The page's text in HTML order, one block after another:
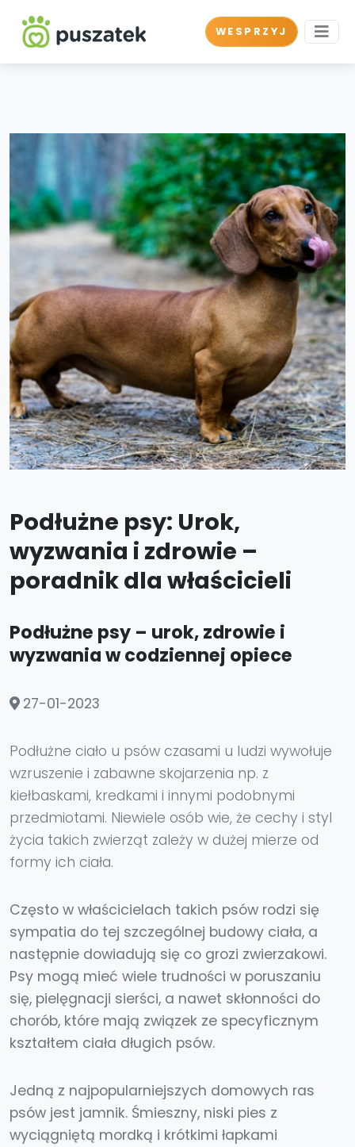
WESPRZYJ
Podłużne psy: Urok,
wyzwania i zdrowie –
poradnik dla właścicieli
Podłużne psy – urok, zdrowie i
wyzwania w codziennej opiece
27-01-2023
Podłużne ciało u psów czasami u ludzi wywołuje
wzruszenie i zabawne skojarzenia np. z
kiełbaskami, kredkami i innymi podobnymi
przedmiotami. Niewiele osób wie, że cechy i styl
życia takich zwierząt zależy w dużej mierze od
formy ich ciała.
Często w właścicielach takich psów rodzi się
sympatia do tej szczególnej budowy ciała, a
następnie dowiadują się co grozi zwierzakowi.
Psy mogą mieć wiele trudności w poruszaniu
się, pielęgnacji sierści, a nawet skłonności do
chorób, które mają związek ze specyficznym
kształtem ciała długich psów.
Jedną z najpopularniejszych domowych ras
psów jest jamnik. Śmieszny, niski pies z
wyciągniętą mordką i krótkimi łapkami